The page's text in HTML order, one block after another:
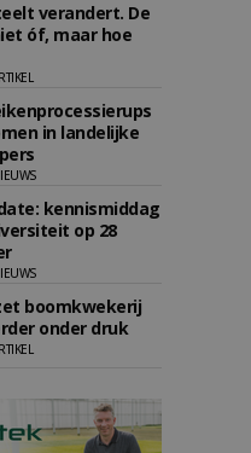
verandert. De
óf, maar hoe
in landelijke
kennismiddag
op 28
boomkwekerij
onder druk